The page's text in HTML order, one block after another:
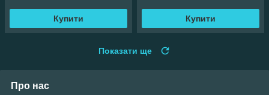
Купити Купити
Показати ще
Про нас